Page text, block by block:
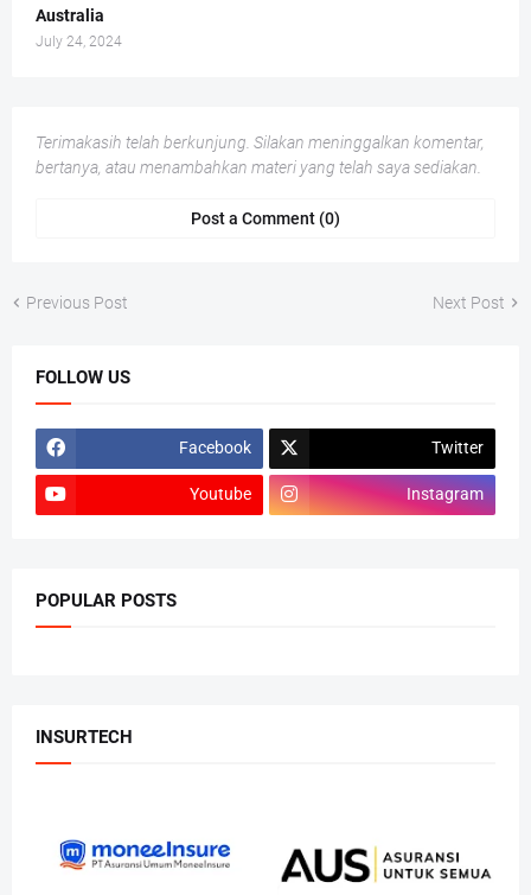
Australia
July 24, 2024
Terimakasih telah berkunjung. Silakan meninggalkan komentar,
bertanya, atau menambahkan materi yang telah saya sediakan.
Post a Comment (0)
Previous Post Next Post
FOLLOW US
Facebook Twitter
Youtube Instagram
POPULAR POSTS
INSURTECH